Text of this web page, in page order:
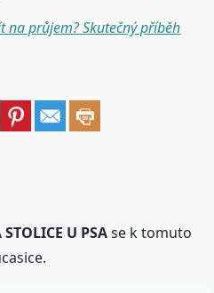
na průjem? Skutečný příběh
U PSAse k tomuto